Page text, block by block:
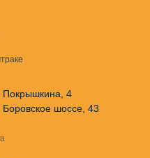
Покрышкина, 4
Боровское шоссе, 43